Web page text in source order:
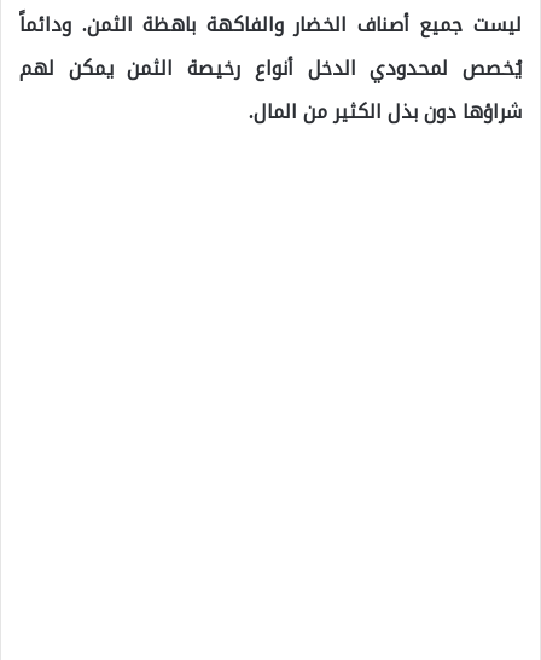
ليست جميع أصناف الخضار والفاكهة باهظة الثمن. ودائماً
يُخصص لمحدودي الدخل أنواع رخيصة الثمن يمكن لهم
شراؤها دون بذل الكثير من المال.